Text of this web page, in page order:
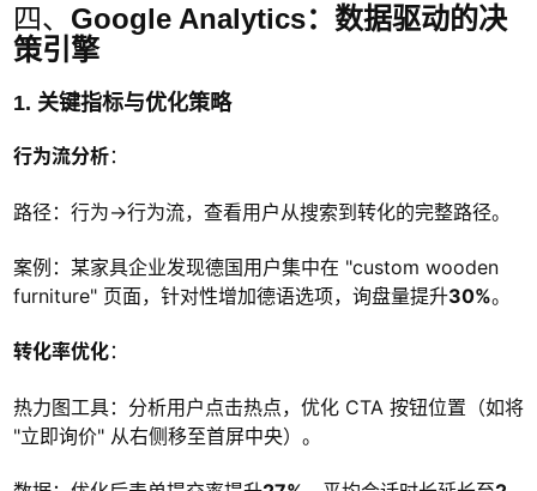
四、 Google Analytics：数据驱动的决
策引擎
1. 关键指标与优化策略
行为流分析：
路径：行为→行为流，查看用户从搜索到转化的完整路径。
案例：某家具企业发现德国用户集中在 "custom wooden
furniture" 页面，针对性增加德语选项，询盘量提升30%。
转化率优化：
热力图工具：分析用户点击热点，优化 CTA 按钮位置（如将
"立即询价" 从右侧移至首屏中央）。